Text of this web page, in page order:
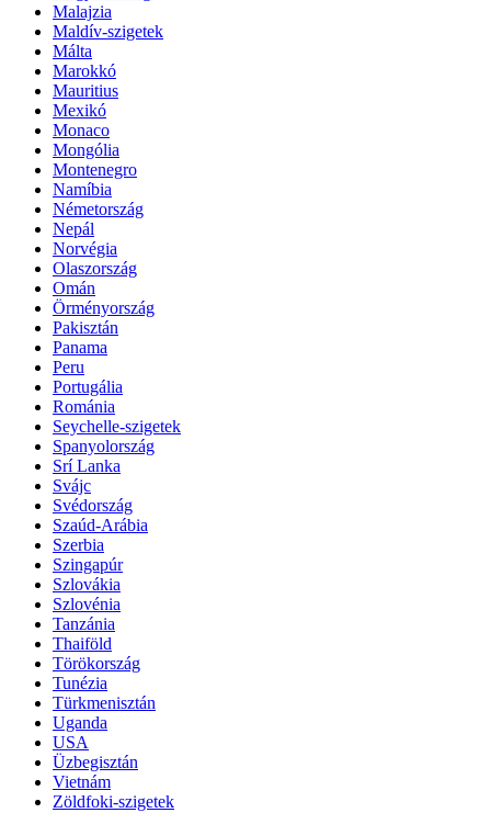
Malajzia
Maldív-szigetek
Málta
Marokkó
Mauritius
Mexikó
Monaco
Mongólia
Montenegro
Namíbia
Németország
Nepál
Norvégia
Olaszország
Omán
Örményország
Pakisztán
Panama
Peru
Portugália
Románia
Seychelle-szigetek
Spanyolország
Srí Lanka
Svájc
Svédország
Szaúd-Arábia
Szerbia
Szingapúr
Szlovákia
Szlovénia
Tanzánia
Thaiföld
Törökország
Tunézia
Türkmenisztán
Uganda
USA
Üzbegisztán
Vietnám
Zöldfoki-szigetek